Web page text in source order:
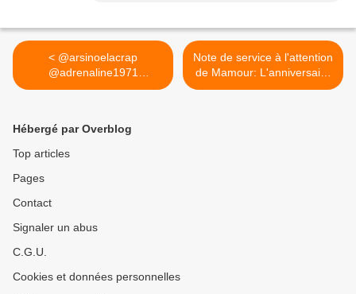
< @arsinoelacrap
@adrenaline1971
@alexiayaya...
Note de service à l'attention
de Mamour: L'anniversaire
de Moi. >
Hébergé par Overblog
Top articles
Pages
Contact
Signaler un abus
C.G.U.
Cookies et données personnelles